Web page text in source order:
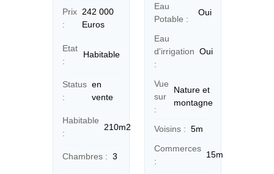
Prix
:
242 000
Euros
Etat
:
Habitable
Status
:
en
vente
Habitable
:
210m2
Chambres : 3
Eau
Potable :
Oui
Eau
d'irrigation
:
Oui
Vue
sur
:
Nature et
montagne
Voisins : 5m
Commerces
:
15m